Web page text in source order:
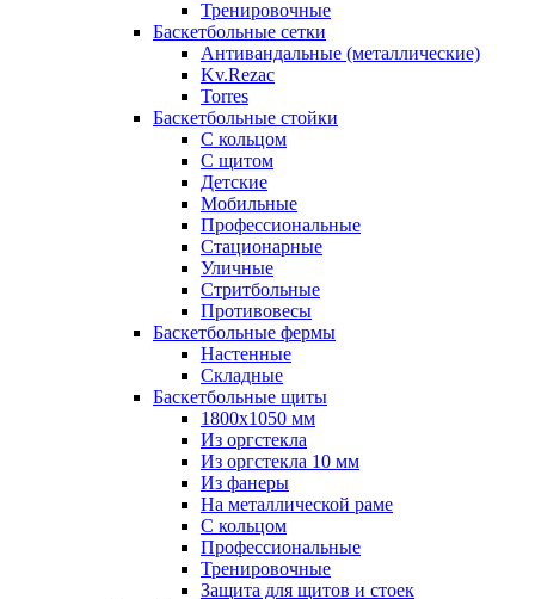
Тренировочные
Баскетбольные сетки
Антивандальные (металлические)
Kv.Rezac
Torres
Баскетбольные стойки
С кольцом
С щитом
Детские
Мобильные
Профессиональные
Стационарные
Уличные
Стритбольные
Противовесы
Баскетбольные фермы
Настенные
Складные
Баскетбольные щиты
1800х1050 мм
Из оргстекла
Из оргстекла 10 мм
Из фанеры
На металлической раме
С кольцом
Профессиональные
Тренировочные
Защита для щитов и стоек